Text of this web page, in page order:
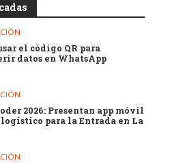
el código QR para
datos en WhatsApp
2026: Presentan app móvil
para la Entrada en La